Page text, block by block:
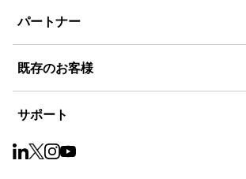
パートナー
既存のお客様
サポート